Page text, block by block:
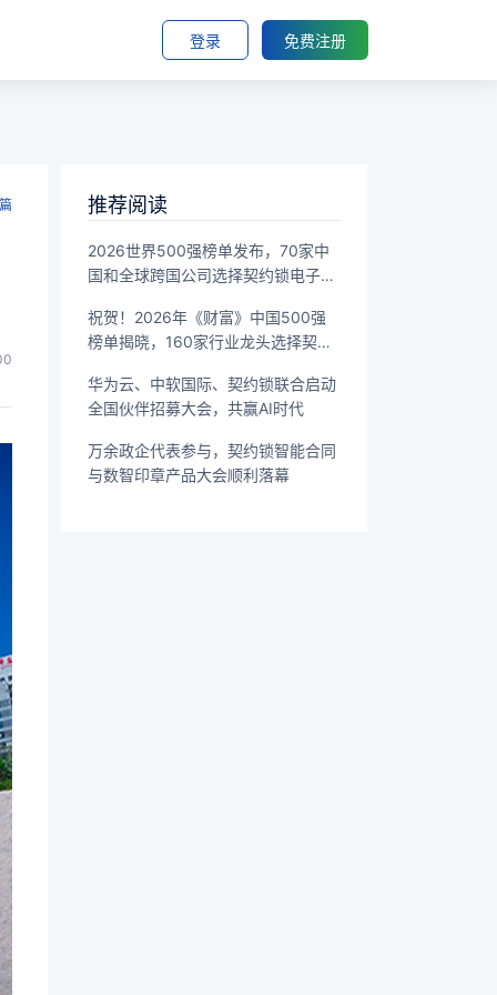
登录 免费注册
推荐阅读
2026世界500强榜单发布，70家中
国和全球跨国公司选择契约锁电子签
祝贺！2026年《财富》中国500强
榜单揭晓，160家行业龙头选择契约
华为云、中软国际、契约锁联合启动
全国伙伴招募大会，共赢AI时代
万余政企代表参与，契约锁智能合同
与数智印章产品大会顺利落幕